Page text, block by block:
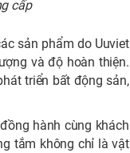
cấp
sản phẩm do Uuviet
và độ hoàn thiện.
triển bất động sản,
hành cùng khách
tắm không chỉ là vật